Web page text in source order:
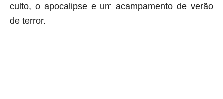
culto, o apocalipse e um acampamento de verão
de terror.